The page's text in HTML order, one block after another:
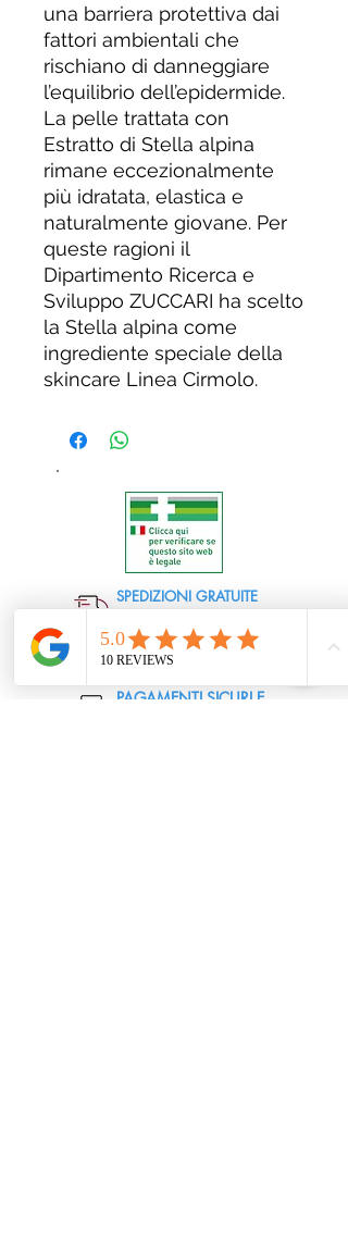
una barriera protettiva dai
fattori ambientali che
rischiano di danneggiare
l’equilibrio dell’epidermide.
La pelle trattata con
Estratto di Stella alpina
rimane eccezionalmente
più idratata, elastica e
naturalmente giovane. Per
queste ragioni il
Dipartimento Ricerca e
Sviluppo ZUCCARI ha scelto
la Stella alpina come
ingrediente speciale della
skincare Linea Cirmolo.
SPEDIZIONI GRATUITE
ASSISTENZA CLIENTI
Chat, telefono ed email
PAGAMENTI SICURI E